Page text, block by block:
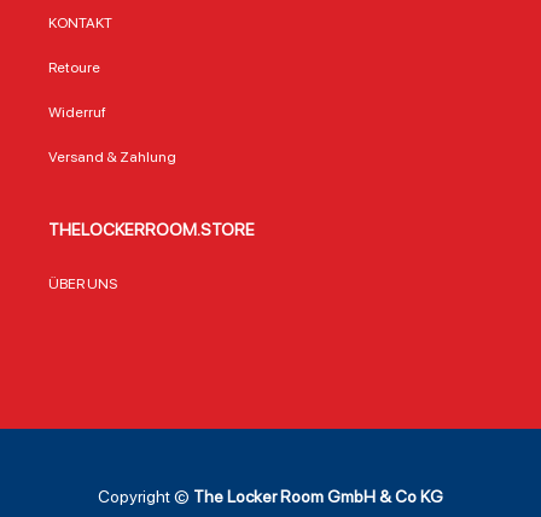
KONTAKT
Retoure
Widerruf
Versand & Zahlung
THELOCKERROOM.STORE
ÜBER UNS
Copyright © The Locker Room GmbH & Co KG